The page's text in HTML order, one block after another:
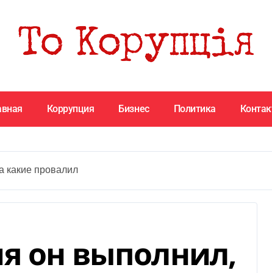
Коррупция Бизнес Политика
какие провалил
он выполнил,